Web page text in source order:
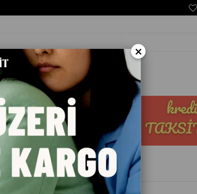
Markalar Blog
×